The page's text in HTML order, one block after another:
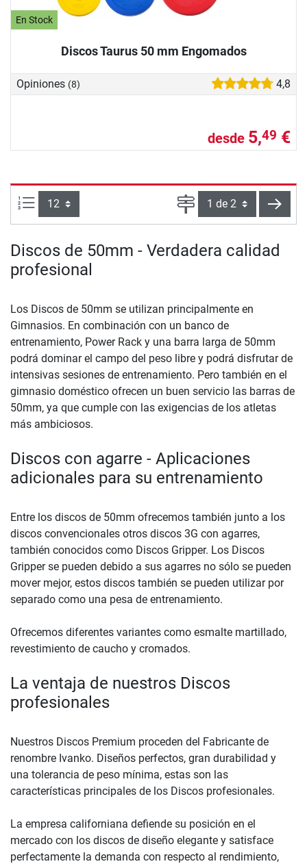
En Stock
Discos Taurus 50 mm Engomados
Opiniones (8) 4,8
desde 5,49 €
Artículos por página: Página
Discos de 50mm - Verdadera calidad
profesional
Los Discos de 50mm se utilizan principalmente en
Gimnasios. En combinación con un banco de
entrenamiento, Power Rack y una barra larga de 50mm
podrá dominar el campo del peso libre y podrá disfrutar de
intensivas sesiones de entrenamiento. Pero también en el
gimnasio doméstico ofrecen un buen servicio las barras de
50mm, ya que cumple con las exigencias de los atletas
más ambiciosos.
Discos con agarre - Aplicaciones
adicionales para su entrenamiento
Entre los discos de 50mm ofrecemos también junto a los
discos convencionales otros discos 3G con agarres,
también conocidos como Discos Gripper. Los Discos
Gripper se pueden debido a sus agarres no sólo se pueden
mover mejor, estos discos también se pueden utilizar por
separado como una pesa de entrenamiento.
Ofrecemos diferentes variantes como esmalte martillado,
revestimiento de caucho y cromados.
La ventaja de nuestros Discos
profesionales
Nuestros Discos Premium proceden del Fabricante de
renombre Ivanko. Diseños perfectos, gran durabilidad y
una tolerancia de peso mínima, estas son las
características principales de los Discos profesionales.
La empresa californiana defiende su posición en el
mercado con los discos de diseño elegante y satisface
perfectamente la demanda con respecto al rendimiento,